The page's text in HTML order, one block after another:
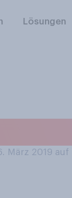
Lösungen
März 2019 auf